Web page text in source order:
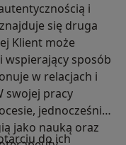
i
się druga
Klient może
wspierający sposób
w relacjach i
swojej pracy
jednocześnie
jako nauką oraz
do ich